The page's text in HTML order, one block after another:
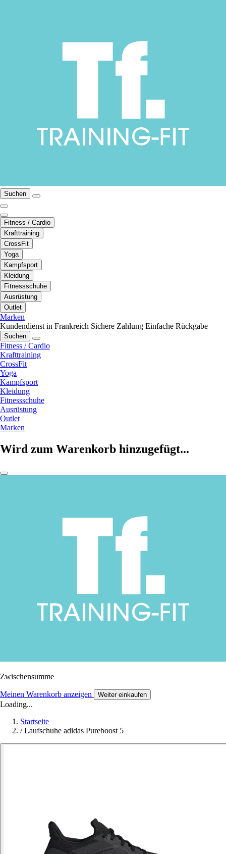
Suchen
Fitness / Cardio
Krafttraining
CrossFit
Yoga
Kampfsport
Kleidung
Fitnessschuhe
Ausrüstung
Outlet
Marken
Kundendienst in Frankreich Sichere Zahlung Einfache Rückgabe
Suchen
Fitness / Cardio
Krafttraining
CrossFit
Yoga
Kampfsport
Kleidung
Fitnessschuhe
Ausrüstung
Outlet
Marken
Wird zum Warenkorb hinzugefügt...
Zwischensumme
Meinen Warenkorb anzeigen Weiter einkaufen
Loading...
Startseite
/ Laufschuhe adidas Pureboost 5